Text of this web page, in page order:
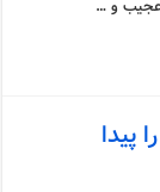
عجیب و …
پیدا